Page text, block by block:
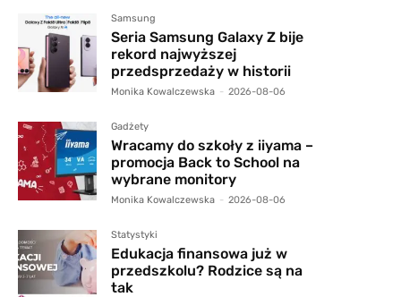
Samsung
Seria Samsung Galaxy Z bije
rekord najwyższej
przedsprzedaży w historii
Monika Kowalczewska - 2026-08-06
Gadżety
Wracamy do szkoły z iiyama –
promocja Back to School na
wybrane monitory
Monika Kowalczewska - 2026-08-06
Statystyki
Edukacja finansowa już w
przedszkolu? Rodzice są na
tak